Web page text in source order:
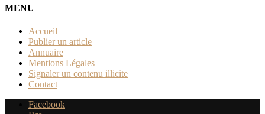
MENU
Accueil
Publier un article
Annuaire
Mentions Légales
Signaler un contenu illicite
Contact
Facebook